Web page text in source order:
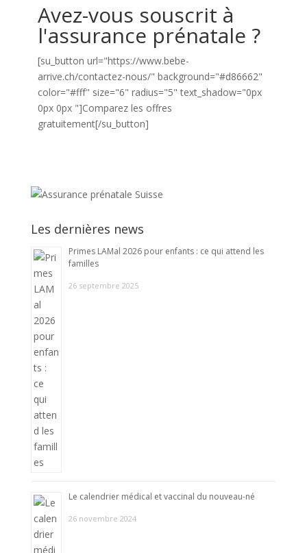
Avez-vous souscrit à
l'assurance prénatale ?
[su_button url="https://www.bebe-
arrive.ch/contactez-nous/" background="#d86662"
color="#fff" size="6" radius="5" text_shadow="0px
0px 0px "]Comparez les offres
gratuitement[/su_button]
Les dernières news
Primes LAMal 2026 pour enfants : ce qui attend les
familles
26 septembre 2025
Le calendrier médical et vaccinal du nouveau-né
26 novembre 2024